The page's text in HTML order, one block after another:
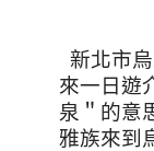
新北市
來一日遊
泉＂的意
雅族來到